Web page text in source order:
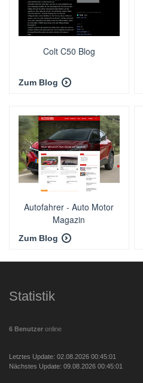
Colt C50 Blog
Zum Blog
Autofahrer - Auto Motor
Magazin
Zum Blog
Statistik
6 Benutzer online
Letztes Update: 02.08.2026 00:45:01
Nächstes Update: 09.08.2026 00:45:01